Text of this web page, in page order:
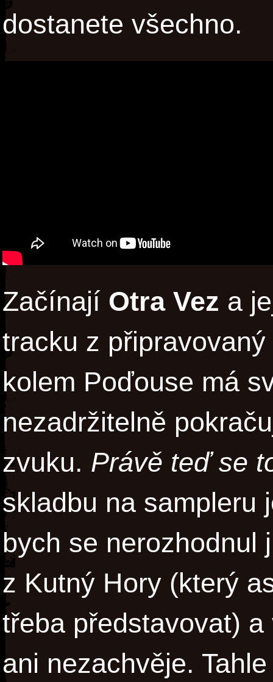
dostanete všechno.
Začínají Otra Vez a
tracku z
kolem Poďouse má
nezadržitelně
zvuku. Právě teď se
skladbu na sampleru
bych se
z Kutný Hory (který
třeba představovat)
ani nezachvěje.